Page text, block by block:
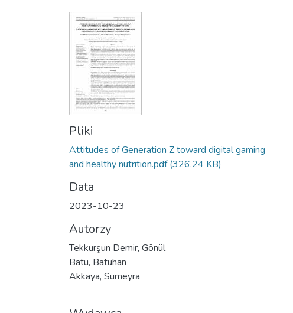
Pliki
Attitudes of Generation Z toward digital gaming
and healthy nutrition.pdf (326.24 KB)
Data
2023-10-23
Autorzy
Tekkurşun Demir, Gönül
Batu, Batuhan
Akkaya, Sümeyra